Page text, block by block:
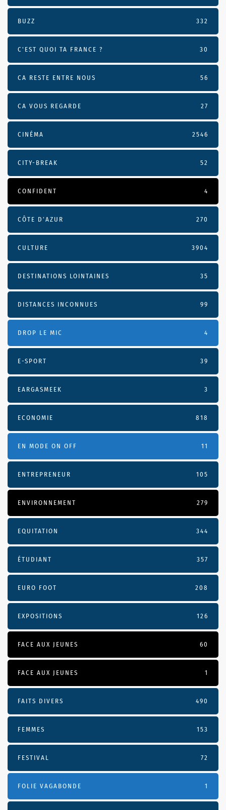
BUZZ 332
C'EST QUOI TA FRANCE ? 30
CA RESTE ENTRE NOUS 56
CA VOUS REGARDE 27
CINÉMA 2546
CITY-BREAK 52
CONFIDENT 4
CÔTE D’AZUR 270
CULTURE 3904
DESTINATIONS LOINTAINES 35
DISTANCES INCONNUES 99
DROP LE MIC 4
E-SPORT 39
EARGASMEEK 3
ECONOMIE 818
EN MODE ON OFF 11
ENTREPRENEUR 105
ENVIRONNEMENT 279
EQUITATION 344
ÉTUDIANT 357
EURO FOOT 208
EXPOSITIONS 126
FACE AUX JEUNES 60
FACE AUX JEUNES 1
FAITS DIVERS 490
FEMMES 153
FESTIVAL 72
FOLIE VAGABONDE 1